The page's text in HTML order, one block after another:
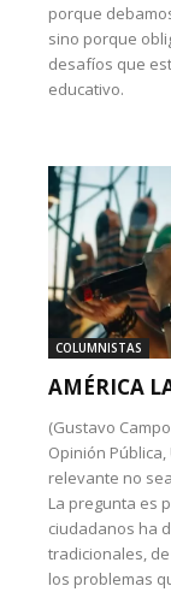
porque
sino porque
desafíos que
educativo.
COLUMNISTAS
AMÉRICA
(Gustavo
Opinión
relevante no
La pregunta es
ciudadanos ha
tradicionales,
los problemas